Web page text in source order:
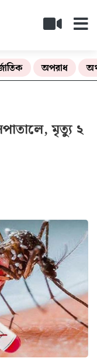
অপরাধ
মৃত্যু ২